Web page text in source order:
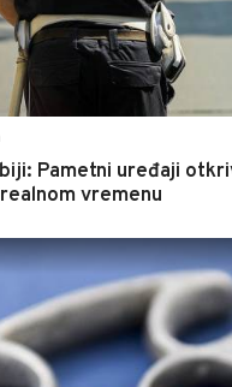
Pametni uređaji
vremenu